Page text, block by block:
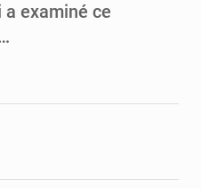
a examiné ce